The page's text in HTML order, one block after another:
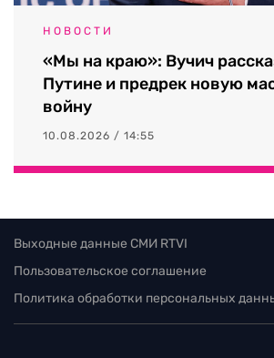
НОВОСТИ
«Мы на краю»: Вучич
Путине и предрек новую
войну
10.08.2026 / 14:55
Выходные данные СМИ RTVI
Пользовательское соглашение
Политика обработки персональных